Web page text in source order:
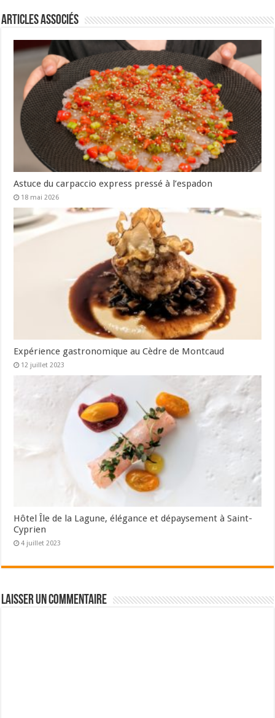
Articles associés
Astuce du carpaccio express pressé à l’espadon
18 mai 2026
Expérience gastronomique au Cèdre de Montcaud
12 juillet 2023
Hôtel Île de la Lagune, élégance et dépaysement à Saint-
Cyprien
4 juillet 2023
Laisser un commentaire